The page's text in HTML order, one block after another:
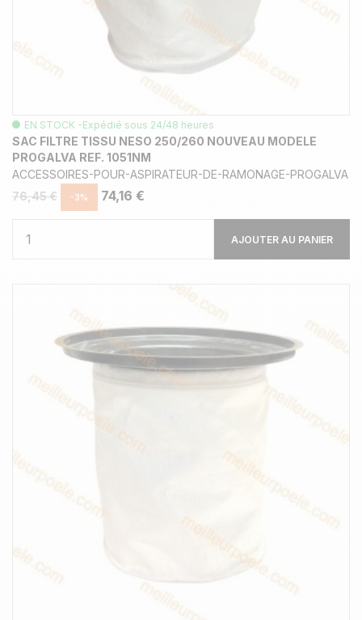
EN STOCK -Expédié sous 24/48 heures
SAC FILTRE TISSU NESO 250/260 NOUVEAU MODELE
PROGALVA REF. 1051NM
ACCESSOIRES-POUR-ASPIRATEUR-DE-RAMONAGE-PROGALVA
76,45 €
-3% 74,16 €
AJOUTER AU PANIER